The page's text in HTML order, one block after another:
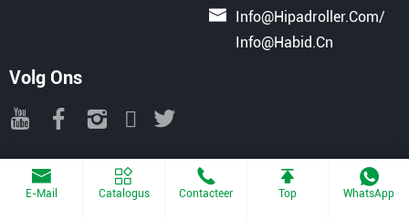
Info@hipadroller.com/
Info@habid.cn
Volg Ons
Copyright © 2025 QINGDAO HIPAD INTERNATIONAL TRADE CO., LTD
Alle Rechten Voorbehouden.
Aangedreven Door Haiyunhui
Privacyverklaring
E-Mail Catalogus Contacteer Top WhatsApp